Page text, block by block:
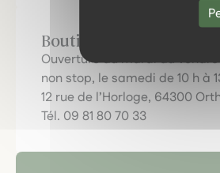
Boutique d'Orthez
Ouverture du mardi au
non stop, le samedi de 10 h à
12 rue de l’Horloge, 64300
Tél. 09 81 80 70 33